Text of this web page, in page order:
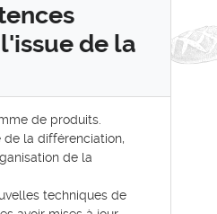
de la
de produits.
de la différenciation,
de la
techniques de